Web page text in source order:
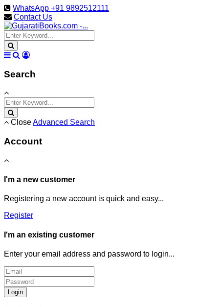
WhatsApp +91 9892512111
Contact Us
Search
CloseAdvanced Search
Account
I'm a new customer
Registering a new account is quick and easy...
Register
I'm an existing customer
Enter your email address and password to login...
Login